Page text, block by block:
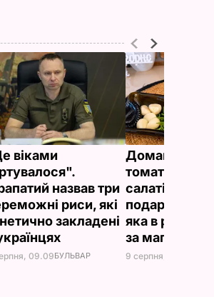
віками
назвав три
риси, які
закладені
09.09БУЛЬВАР
Домашні
томати до
салатів і на
подарунок.
яка в рази
за магазинну
9 серпня, 08.39